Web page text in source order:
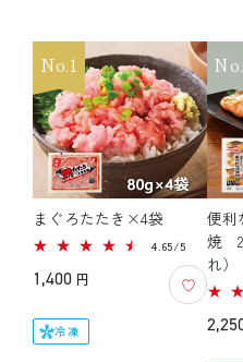
No.1
まぐろたたき×4袋
4.65/5116
ビ
ュ
ー
通
価
1,400 円
冷凍
便
焼
れ）
通